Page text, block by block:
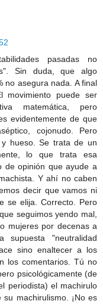
pasadas no
Sin duda, que algo
no asegura nada. A final
puede ser
matemática, pero
evidentemente de que
cojonudo. Pero
hueso. Se trata de un
lo que trata esa
de opinión que ayude a
Y ahí no caben
decir que vamos ni
se elija. Correcto. Pero
seguimos yendo mal,
mujeres por decenas a
"neutralidad
sino enaltecer a los
los comentarios. Tú no
psicológicamente (de
periodista) el machirulo
machirulismo. ¡No es